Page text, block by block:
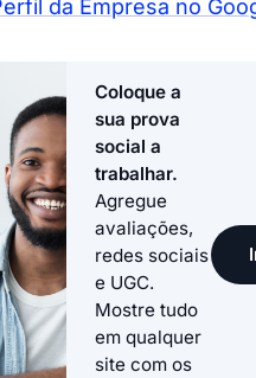
da Empresa no
Coloque a
sua prova
social a
trabalhar.
Agregue
avaliações,
redes sociais
e UGC.
Mostre tudo
em qualquer
site com os